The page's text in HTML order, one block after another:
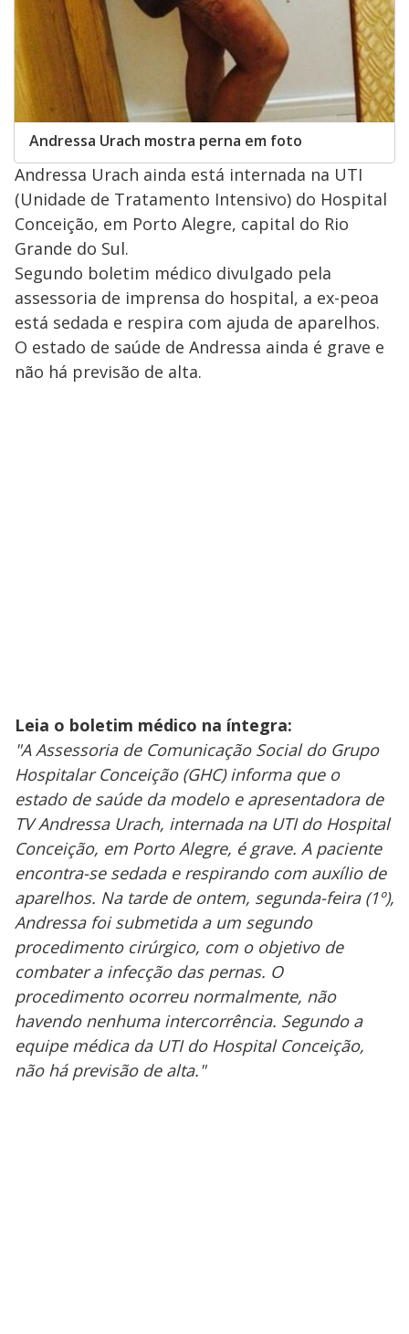
Andressa Urach mostra perna em foto
Andressa Urach ainda está internada na UTI
(Unidade de Tratamento Intensivo) do Hospital
Conceição, em Porto Alegre, capital do Rio
Grande do Sul.
Segundo boletim médico divulgado pela
assessoria de imprensa do hospital, a ex-peoa
está sedada e respira com ajuda de aparelhos.
O estado de saúde de Andressa ainda é grave e
não há previsão de alta.
Leia o boletim médico na íntegra:
"A Assessoria de Comunicação Social do Grupo
Hospitalar Conceição (GHC) informa que o
estado de saúde da modelo e apresentadora de
TV Andressa Urach, internada na UTI do Hospital
Conceição, em Porto Alegre, é grave. A paciente
encontra-se sedada e respirando com auxílio de
aparelhos. Na tarde de ontem, segunda-feira (1º),
Andressa foi submetida a um segundo
procedimento cirúrgico, com o objetivo de
combater a infecção das pernas. O
procedimento ocorreu normalmente, não
havendo nenhuma intercorrência. Segundo a
equipe médica da UTI do Hospital Conceição,
não há previsão de alta."